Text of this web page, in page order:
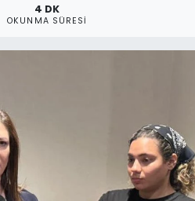
4 DK
OKUNMA SÜRESI